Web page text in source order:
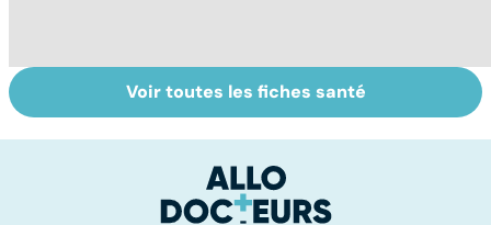
Femmes :
comment
Violences
sexuelles :
remettre ?
Voir toutes les fiches santé